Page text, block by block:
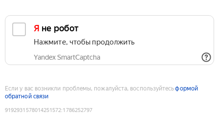
Я не робот
Нажмите, чтобы продолжить
Yandex SmartCaptcha
Если у вас возникли проблемы, пожалуйста, воспользуйтесьформой
обратной связи
9192931578014251572:1786252797